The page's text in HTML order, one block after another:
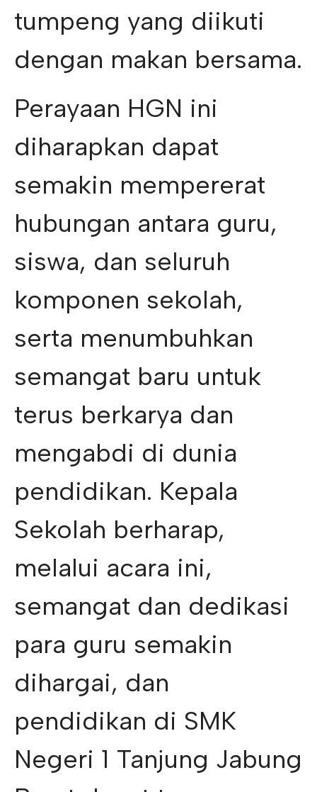
tumpeng yang diikuti
dengan makan bersama.
Perayaan HGN ini
diharapkan dapat
semakin mempererat
hubungan antara guru,
siswa, dan seluruh
komponen sekolah,
serta menumbuhkan
semangat baru untuk
terus berkarya dan
mengabdi di dunia
pendidikan. Kepala
Sekolah berharap,
melalui acara ini,
semangat dan dedikasi
para guru semakin
dihargai, dan
pendidikan di SMK
Negeri 1 Tanjung Jabung